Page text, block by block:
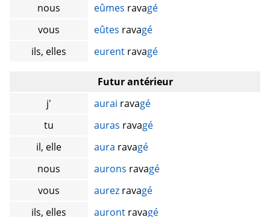
nous
eûmes ravagé
vous
eûtes ravagé
ils, elles
eurent ravagé
Futur antérieur
j'
aurai ravagé
tu
auras ravagé
il, elle
aura ravagé
nous
aurons ravagé
vous
aurez ravagé
ils, elles
auront ravagé